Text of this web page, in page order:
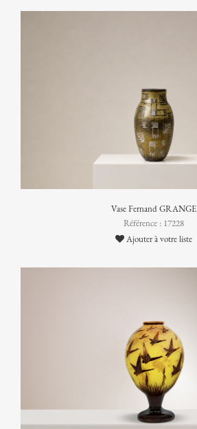
Vase Fernand GRANGE
Référence : 17228
Ajouter à votre liste